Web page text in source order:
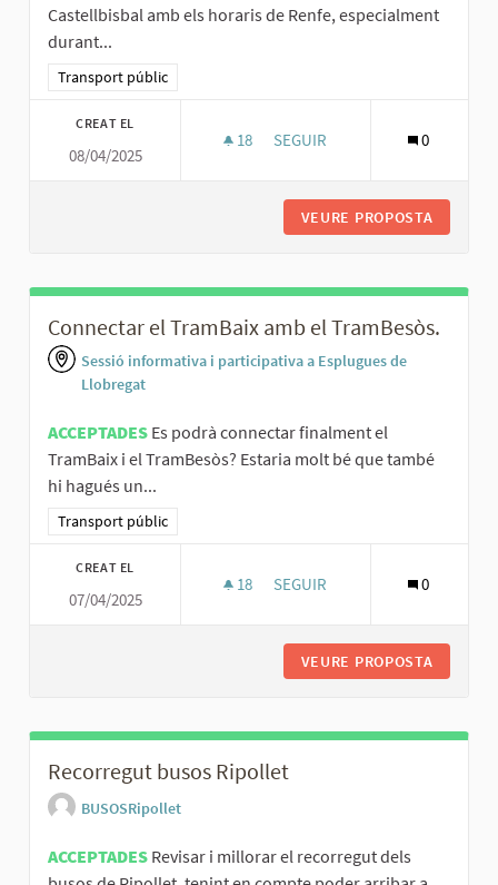
Castellbisbal amb els horaris de Renfe, especialment
durant...
Resultats al filtrar per la categoria: Transport públic
Transport públic
CREAT EL
08/04/2025
18 18 SEGUIDORES
SEGUIR 0
VEURE PROPOSTA
Connectar el TramBaix amb el TramBesòs.
Sessió informativa i participativa a Esplugues de
Llobregat
ACCEPTADES Es podrà connectar finalment el
TramBaix i el TramBesòs? Estaria molt bé que també
hi hagués un...
Resultats al filtrar per la categoria: Transport públic
Transport públic
CREAT EL
07/04/2025
18 18 SEGUIDORES
SEGUIR 0
VEURE PROPOSTA
Recorregut busos Ripollet
BUSOSRipollet
ACCEPTADES Revisar i millorar el recorregut dels